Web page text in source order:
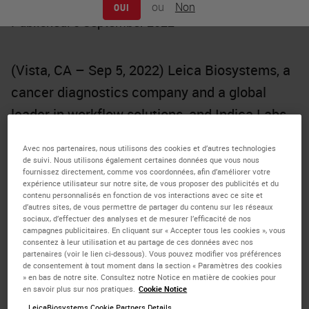
OUI ou Non
Published: 5 September 2022
(Vista, CA – Sep 5, 2022) Leica Biosystems, a
cancer diagnostics company and a global
leader inworkflow solutions, and Indica Labs,
and image management software indigital
pathology, today announced a partnership
focused on delivering compatible digital
pathology workflow solutions.
The agreement establishes a cooperation
between Leica Biosystems and Indica Labs
with a commitment to maintain ongoing file
Avec nos partenaires, nous utilisons des cookies et d’autres technologies
de suivi. Nous utilisons également certaines données que vous nous
fournissez directement, comme vos coordonnées, afin d’améliorer votre
expérience utilisateur sur notre site, de vous proposer des publicités et du
contenu personnalisés en fonction de vos interactions avec ce site et
d’autres sites, de vous permettre de partager du contenu sur les réseaux
sociaux, d’effectuer des analyses et de mesurer l’efficacité de nos
campagnes publicitaires. En cliquant sur « Accepter tous les cookies », vous
consentez à leur utilisation et au partage de ces données avec nos
partenaires (voir le lien ci-dessous). Vous pouvez modifier vos préférences
de consentement à tout moment dans la section « Paramètres des cookies
» en bas de notre site. Consultez notre Notice en matière de cookies pour
en savoir plus sur nos pratiques.
Cookie Notice